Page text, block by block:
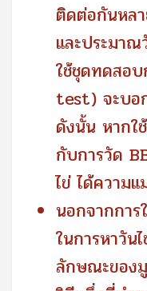
ติดต่อกันหลา
และประมาณ
ใช้ชุดทดสอ
test) จะบอ
ดังนั้น หากใ
กับการวัด
ไข่ ได้ความ
นอกจากการ
ในการหาวัน
ลักษณะของ